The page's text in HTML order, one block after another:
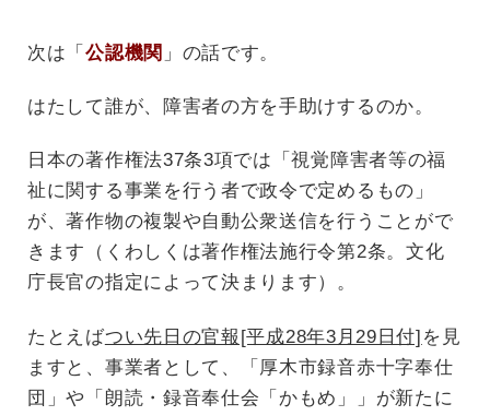
次は「公認機関 」の話です。
はたして誰が、障害者の方を手助けするのか。
日本の著作権法37条3項では「視覚障害者等の福
祉に関する事業を行う者で政令で定めるもの」
が、著作物の複製や自動公衆送信を行うことがで
きます（くわしくは著作権法施行令第2条。文化
庁長官の指定によって決まります）。
たとえばつい先日の官報[平成28年3月29日付] を見
ますと、事業者として、「厚木市録音赤十字奉仕
団」や「朗読・録音奉仕会「かもめ」」が新たに